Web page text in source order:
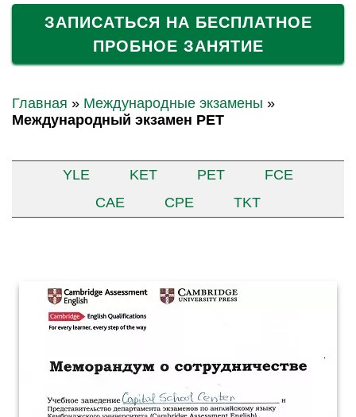
ЗАПИСАТЬСЯ НА БЕСПЛАТНОЕ
ПРОБНОЕ ЗАНЯТИЕ
Главная » Международные экзамены »
Международный экзамен PET
YLE KET PET
FCE
CAE
CPE TKT